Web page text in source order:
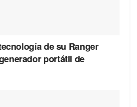
de su Ranger
portátil de